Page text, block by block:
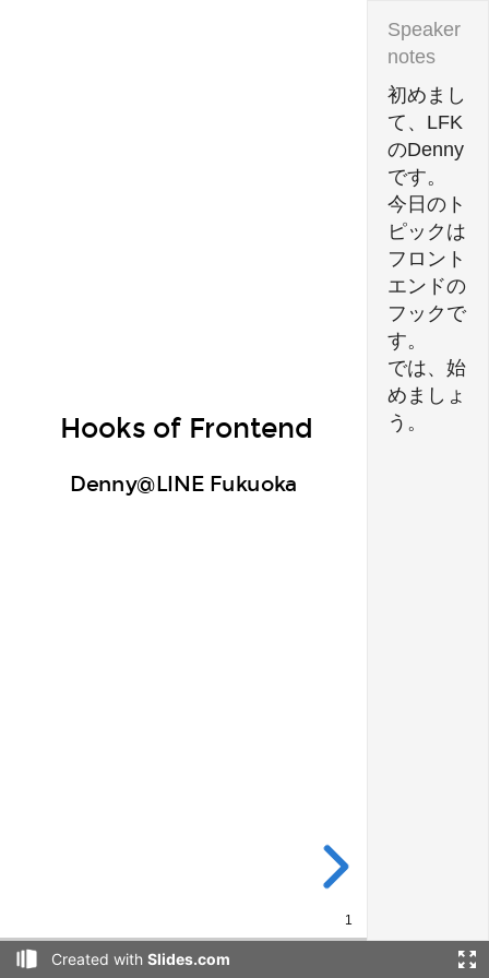
Denny@LINE Fukuoka
Hooks of Frontend
1
初めまし
て、LFK
のDenny
です。
今日のト
ピックは
フロント
エンドの
フックで
す。
では、始
めましょ
う。
Created with Slides.com